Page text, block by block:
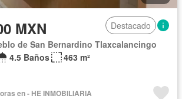
MXN
Destacado
de San Bernardino Tlaxcalancingo
4.5 Baños
463 m²
en - HE INMOBILIARIA